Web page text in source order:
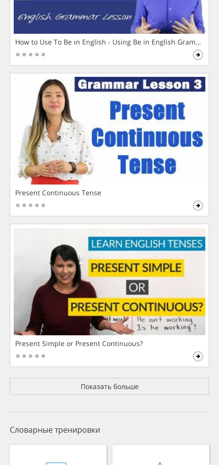
How to Use To Be in English - Using Be in English Grammar
Present Continuous Tense
Present Simple or Present Continuous?
Показать больше
Словарные тренировки